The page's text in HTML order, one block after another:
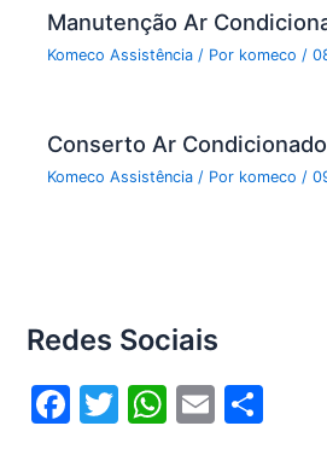
Manutenção Ar
Komeco Assistência / Por komeco /
Conserto Ar
Komeco Assistência / Por komeco/
Redes Sociais
F
T
W E